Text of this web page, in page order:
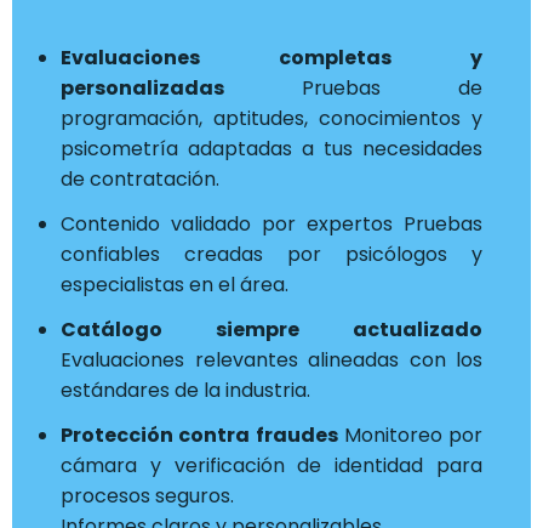
Evaluaciones completas y
personalizadas Pruebas de
programación, aptitudes, conocimientos y
psicometría adaptadas a tus necesidades
de contratación.
Contenido validado por expertos Pruebas
confiables creadas por psicólogos y
especialistas en el área.
Catálogo siempre actualizado
Evaluaciones relevantes alineadas con los
estándares de la industria.
Protección contra fraudesMonitoreo por
cámara y verificación de identidad para
procesos seguros.